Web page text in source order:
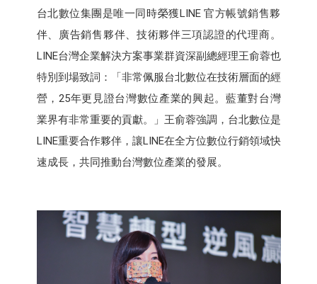
台北數位集團是唯一同時榮獲LINE 官方帳號銷售夥
伴、廣告銷售夥伴、技術夥伴三項認證的代理商。
LINE台灣企業解決方案事業群資深副總經理王俞蓉也
特別到場致詞：「非常佩服台北數位在技術層面的經
營，25年更見證台灣數位產業的興起。藍董對台灣
業界有非常重要的貢獻。」王俞蓉強調，台北數位是
LINE重要合作夥伴，讓LINE在全方位數位行銷領域快
速成長，共同推動台灣數位產業的發展。